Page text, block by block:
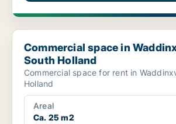
Commercial space in Waddinxveen, South
Commercial space in
South Holland
Commercial space for rent in
Holland
Areal
Ca. 25 m2